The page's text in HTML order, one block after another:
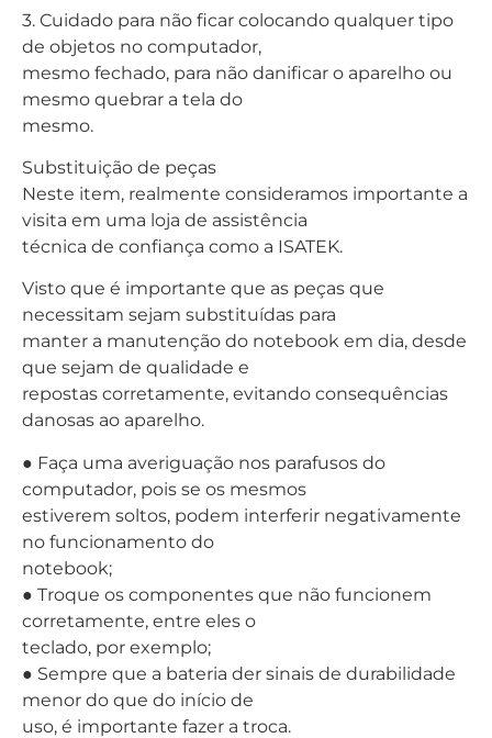
3. Cuidado para não ficar colocando qualquer tipo
de objetos no computador,
mesmo fechado, para não danificar o aparelho ou
mesmo quebrar a tela do
mesmo.
Substituição de peças
Neste item, realmente consideramos importante a
visita em uma loja de assistência
técnica de confiança como a ISATEK.
Visto que é importante que as peças que
necessitam sejam substituídas para
manter a manutenção do notebook em dia, desde
que sejam de qualidade e
repostas corretamente, evitando consequências
danosas ao aparelho.
● Faça uma averiguação nos parafusos do
computador, pois se os mesmos
estiverem soltos, podem interferir negativamente
no funcionamento do
notebook;
● Troque os componentes que não funcionem
corretamente, entre eles o
teclado, por exemplo;
● Sempre que a bateria der sinais de durabilidade
menor do que do início de
uso, é importante fazer a troca.